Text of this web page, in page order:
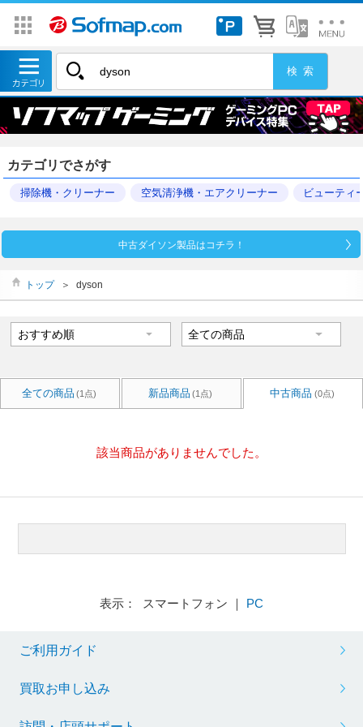
カテゴリでさがす
掃除機・クリーナー 空気清浄機・エアクリーナー ビューティ
中古ダイソン製品はコチラ！
トップ ＞ dyson
全ての商品 (1点) 新品商品 (1点) 中古商品 (0点)
該当商品がありませんでした。
表示： スマートフォン ｜ PC
ご利用ガイド
買取お申し込み